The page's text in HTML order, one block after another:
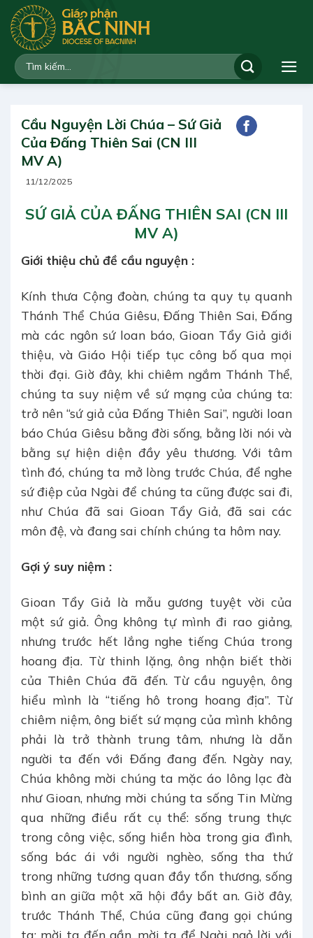
qua
dung
Cầu Nguyện Lời Chúa – Sứ Giả
Của Đấng Thiên Sai (CN III
MV A)
11/12/2025
SỨ GIẢ CỦA ĐẤNG THIÊN SAI (CN III
MV A)
Giới thiệu chủ đề cầu nguyện :
Kính thưa Cộng đoàn, chúng ta quy tụ quanh
Thánh Thể Chúa Giêsu, Đấng Thiên Sai, Đấng
mà các ngôn sứ loan báo, Gioan Tẩy Giả giới
thiệu, và Giáo Hội tiếp tục công bố qua mọi
thời đại. Giờ đây, khi chiêm ngắm Thánh Thể,
chúng ta suy niệm về sứ mạng của chúng ta:
trở nên “sứ giả của Đấng Thiên Sai”, người loan
báo Chúa Giêsu bằng đời sống, bằng lời nói và
bằng sự hiện diện đầy yêu thương. Với tâm
tình đó, chúng ta mở lòng trước Chúa, để nghe
sứ điệp của Ngài để chúng ta cũng được sai đi,
như Chúa đã sai Gioan Tẩy Giả, đã sai các
môn đệ, và đang sai chính chúng ta hôm nay.
Gợi ý suy niệm :
Gioan Tẩy Giả là mẫu gương tuyệt vời của
một sứ giả. Ông không tự mình đi rao giảng,
nhưng trước hết lắng nghe tiếng Chúa trong
hoang địa. Từ thinh lặng, ông nhận biết thời
của Thiên Chúa đã đến. Từ cầu nguyện, ông
hiểu mình là “tiếng hô trong hoang địa”. Từ
chiêm niệm, ông biết sứ mạng của mình không
phải là trở thành trung tâm, nhưng là dẫn
người ta đến với Đấng đang đến. Ngày nay,
Chúa không mời chúng ta mặc áo lông lạc đà
như Gioan, nhưng mời chúng ta sống Tin Mừng
qua những điều rất cụ thể: sống trung thực
trong công việc, sống hiền hòa trong gia đình,
sống bác ái với người nghèo, sống tha thứ
trong những tương quan đầy tổn thương, sống
bình an giữa một xã hội đầy bất an. Giờ đây,
trước Thánh Thể, Chúa cũng đang gọi chúng
ta: mời ta đến gần, mời ta để Ngài ngỏ lời với